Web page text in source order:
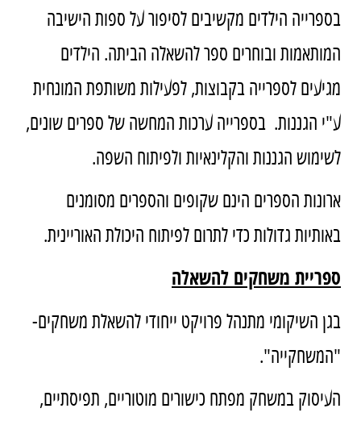
בספרייה הילדים מקשיבים לסיפור על ספות הישיבה
המותאמות ובוחרים ספר להשאלה הביתה. הילדים
מגיעים לספרייה בקבוצות, לפעילות משותפת המונחית
ע"י הגננות. בספרייה ערכות המחשה של ספרים שונים,
לשימוש הגננות והקלינאיות ולפיתוח השפה.
ארונות הספרים הינם שקופים והספרים מסומנים
באותיות גדולות כדי לתרום לפיתוח היכולת האוריינית.
ספריית משחקים להשאלה
בגן השיקומי מתנהל פרויקט ייחודי להשאלת משחקים-
"המשחקייה".
העיסוק במשחק מפתח כישורים מוטוריים, תפיסתיים,